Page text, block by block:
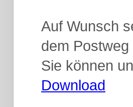
Auf Wunsch
dem Postweg
Sie können
Download